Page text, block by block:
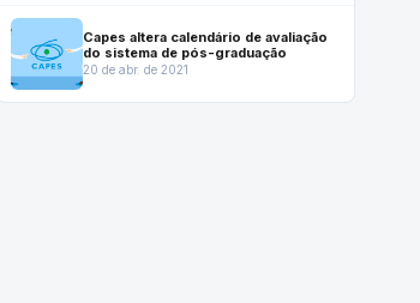
Capes altera calendário de avaliação
do sistema de pós-graduação
20 de abr. de 2021